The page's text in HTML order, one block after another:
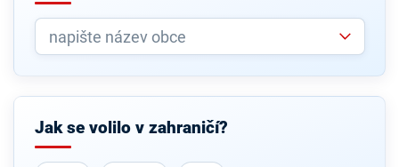
Jak se volilo v zahraničí?